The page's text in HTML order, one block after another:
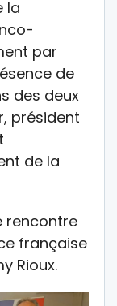
la
par
de
des deux
président
de la
rencontre
française
Rioux.